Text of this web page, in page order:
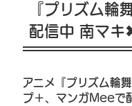
『プリズム輪
配信中 南マキ
アニメ『プリズム輪
プ＋、マンガMeeで